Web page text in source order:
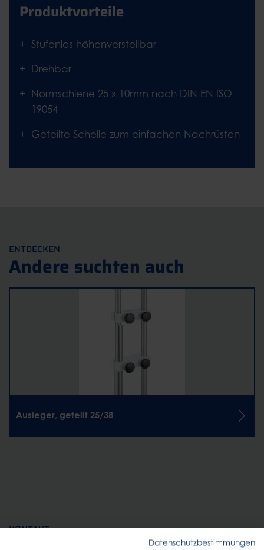
Produktvorteile
Stufenlos höhenverstellbar
Drehbar
Normschiene 25 x 10mm nach DIN EN ISO
19054
Geteilte Schelle zum einfachen Nachrüsten
ENTDECKEN
Andere suchten auch
Ausleger, geteilt 25/38
KONTAKT
Datenschutzbestimmungen